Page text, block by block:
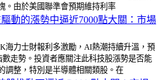
。由於美國聯準會預期維持利率
動的漲勢中逼近7000點大關：市場
海力士財報利多激勵，AI熱潮持續升溫，預
走勢。投資者應關注此科技股漲勢是否能
調整，特別是半導體相關類股。在